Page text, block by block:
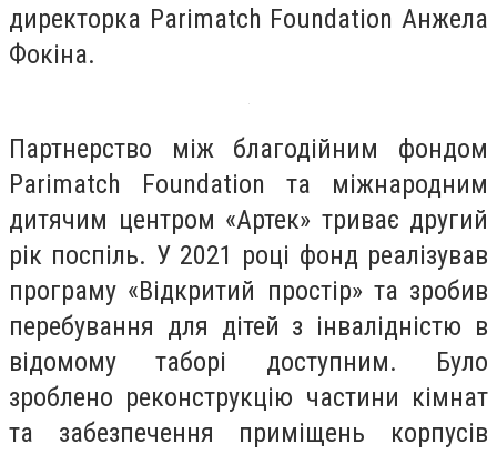
директорка Parimatch Foundation Анжела
Фокіна.
Партнерство між благодійним фондом
Parimatch Foundation та міжнародним
дитячим центром «Артек» триває другий
рік поспіль. У 2021 році фонд реалізував
програму «Відкритий простір» та зробив
перебування для дітей з інвалідністю в
відомому таборі доступним. Було
зроблено реконструкцію частини кімнат
та забезпечення приміщень корпусів